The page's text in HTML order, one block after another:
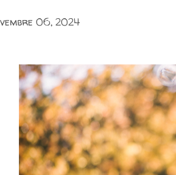
06, 2024